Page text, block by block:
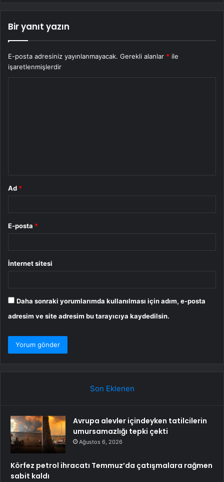
Bir yanıt yazın
E-posta adresiniz yayınlanmayacak. Gerekli alanlar * ile
işaretlenmişlerdir
Ad *
E-posta *
İnternet sitesi
Daha sonraki yorumlarımda kullanılması için adım, e-posta
adresim ve site adresim bu tarayıcıya kaydedilsin.
Son Eklenen
Avrupa alevler içindeyken tatilcilerin
umursamazlığı tepki çekti
Ağustos 6, 2026
Körfez petrol ihracatı Temmuz’da çatışmalara rağmen
sabit kaldı